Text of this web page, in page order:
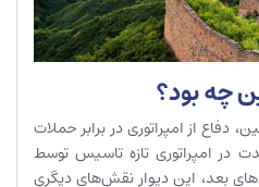
چه بود؟
از امپراتوری در برابر حملات
در امپراتوری تازه تاسیس توسط
بعد، این دیوار نقش‌های دیگری